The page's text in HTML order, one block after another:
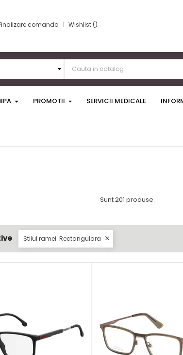
comanda Wishlist
PROMOTII SERVICII MEDICALE
Sunt 201 produse.
Stilul ramei: Rectangulara 